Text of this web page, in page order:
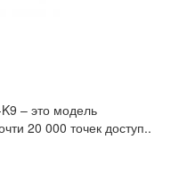
– это модель
20 000 точек доступ..